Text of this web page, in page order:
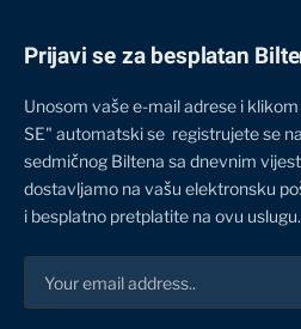
Prijavi se za besplatan
Unosom vaše e-mail adrese i
SE" automatski se registrujete se
sedmičnog Biltena sa dnevnim
dostavljamo na vašu elektronsku
i besplatno pretplatite na ovu uslugu.